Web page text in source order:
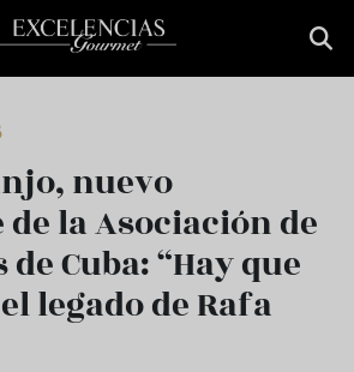
nuevo
la Asociación de
Cuba: “Hay que
legado de Rafa